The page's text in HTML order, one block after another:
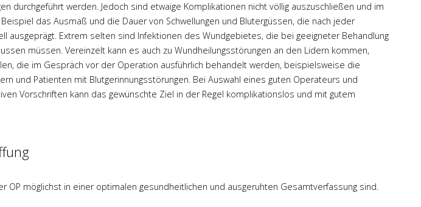
durchgeführt werden. Jedoch sind etwaige Komplikationen nicht völlig auszuschließen und im
das Ausmaß und die Dauer von Schwellungen und Blutergüssen, die nach jeder
ausgeprägt. Extrem selten sind Infektionen des Wundgebietes, die bei geeigneter Behandlung
müssen. Vereinzelt kann es auch zu Wundheilungsstörungen an den Lidern kommen,
die im Gespräch vor der Operation ausführlich behandelt werden, beispielsweise die
und Patienten mit Blutgerinnungsstörungen. Bei Auswahl eines guten Operateurs und
Vorschriften kann das gewünschte Ziel in der Regel komplikationslos und mit gutem
OP möglichst in einer optimalen gesundheitlichen und ausgeruhten Gesamtverfassung sind.